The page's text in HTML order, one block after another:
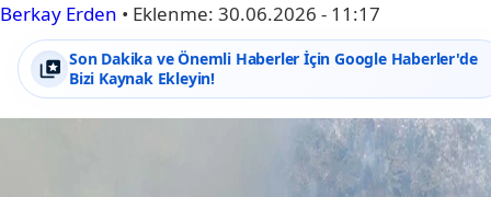
Berkay Erden • Eklenme: 30.06.2026 - 11:17
Son Dakika ve Önemli Haberler İçin Google Haberler'de
Bizi Kaynak Ekleyin!